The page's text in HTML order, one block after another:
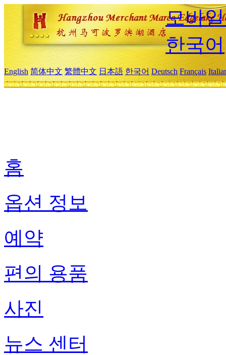
모바
한국어
English 简体中文 繁體中文 日本語 한국어 Deutsch Français
홈
옵션 정보
예약
편의 용품
사진
뉴스 센터